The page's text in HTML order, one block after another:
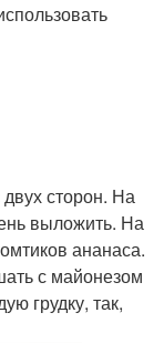
двух сторон. На
выложить. На
ананаса.
с майонезом
грудку, так,